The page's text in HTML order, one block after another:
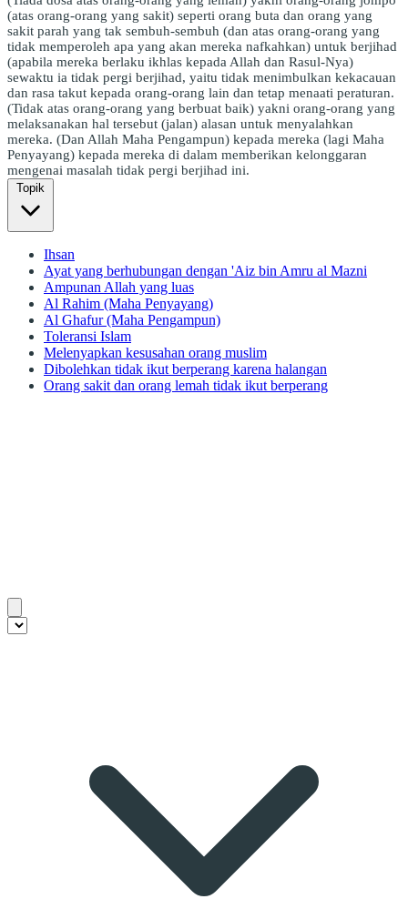
(atas orang-orang yang sakit) seperti orang buta dan orang yang
sakit parah yang tak sembuh-sembuh (dan atas orang-orang yang
tidak memperoleh apa yang akan mereka nafkahkan) untuk berjihad
(apabila mereka berlaku ikhlas kepada Allah dan Rasul-Nya)
sewaktu ia tidak pergi berjihad, yaitu tidak menimbulkan kekacauan
dan rasa takut kepada orang-orang lain dan tetap menaati peraturan.
(Tidak atas orang-orang yang berbuat baik) yakni orang-orang yang
melaksanakan hal tersebut (jalan) alasan untuk menyalahkan
mereka. (Dan Allah Maha Pengampun) kepada mereka (lagi Maha
Penyayang) kepada mereka di dalam memberikan kelonggaran
mengenai masalah tidak pergi berjihad ini.
Topik
Ihsan
Ayat yang berhubungan dengan 'Aiz bin Amru al Mazni
Ampunan Allah yang luas
Al Rahim (Maha Penyayang)
Al Ghafur (Maha Pengampun)
Toleransi Islam
Melenyapkan kesusahan orang muslim
Dibolehkan tidak ikut berperang karena halangan
Orang sakit dan orang lemah tidak ikut berperang